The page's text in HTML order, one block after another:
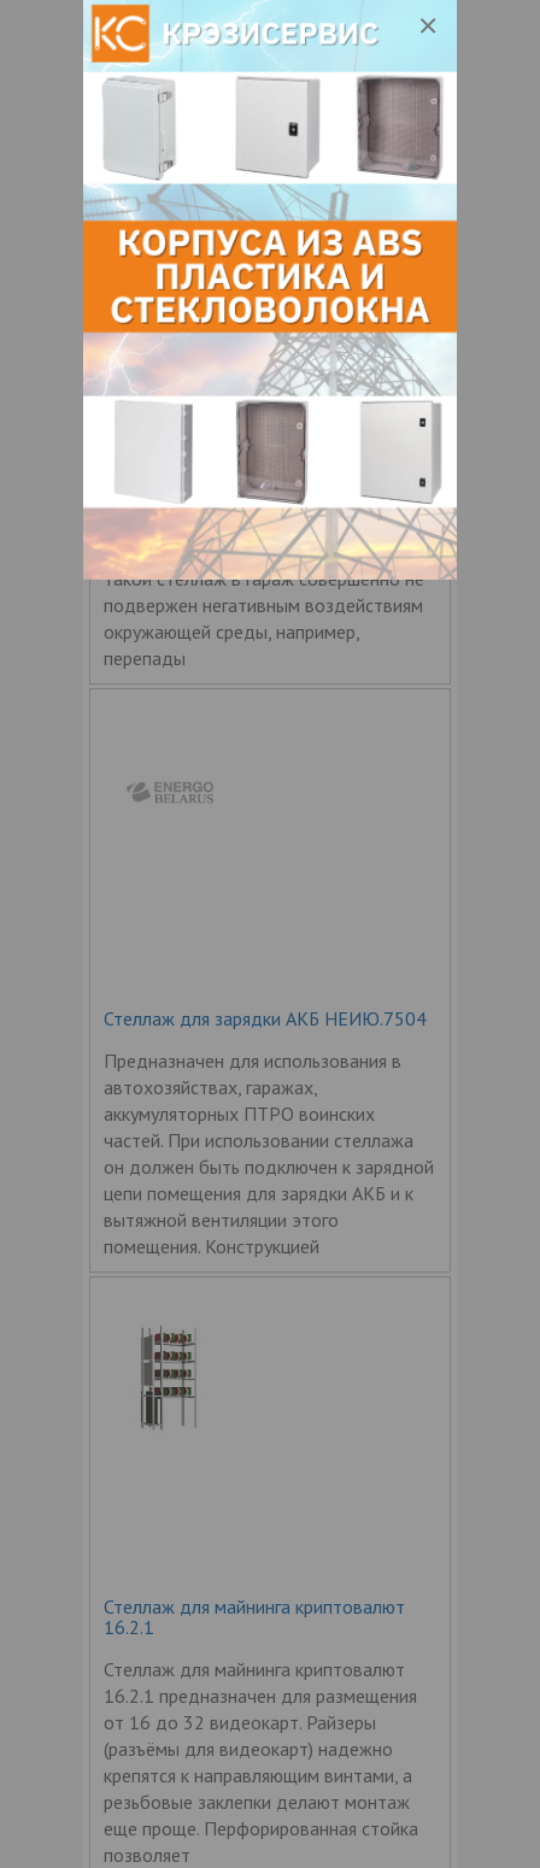
распространение на предприятиях,
которые занимаются продажей
длинномерной продукции.
Стеллаж для гаража
Представляет собой конструкцию с
полками, которые устанавливаются в
помещении для хранения предметов
разного веса и размеров. Кроме того,
такой стеллаж в гараж совершенно не
подвержен негативным воздействиям
окружающей среды, например,
перепады
Стеллаж для зарядки АКБ НЕИЮ.7504
Предназначен для использования в
автохозяйствах, гаражах,
аккумуляторных ПТРО воинских
частей. При использовании стеллажа
он должен быть подключен к зарядной
цепи помещения для зарядки АКБ и к
вытяжной вентиляции этого
помещения. Конструкцией
Стеллаж для майнинга криптовалют
16.2.1
Стеллаж для майнинга криптовалют
16.2.1 предназначен для размещения
от 16 до 32 видеокарт. Райзеры
(разъёмы для видеокарт) надежно
крепятся к направляющим винтами, а
резьбовые заклепки делают монтаж
еще проще. Перфорированная стойка
позволяет